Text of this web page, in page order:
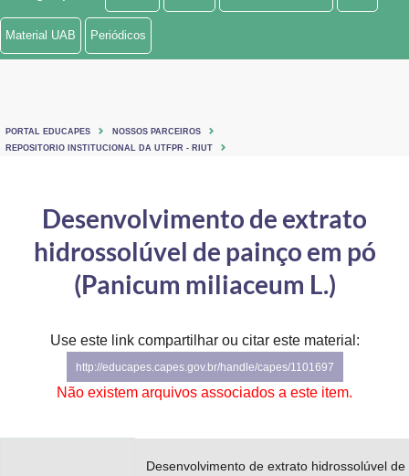
Ministério de Minas e Energia
Ministério do Turismo
Controladoria-Geral da União
Ministério da Mulher, da Família e dos Direitos Humanos
Secretaria de Governo
Gabinete de Segurança Institucional
Material UAB Periódicos
PORTAL EDUCAPES
NOSSOS PARCEIROS
REPOSITORIO INSTITUCIONAL DA UTFPR - RIUT
Desenvolvimento de extrato
hidrossolúvel de painço em pó
(Panicum miliaceum L.)
Use este link compartilhar ou citar este material:
http://educapes.capes.gov.br/handle/capes/1101697
Não existem arquivos associados a este item.
Desenvolvimento de extrato hidrossolúvel de